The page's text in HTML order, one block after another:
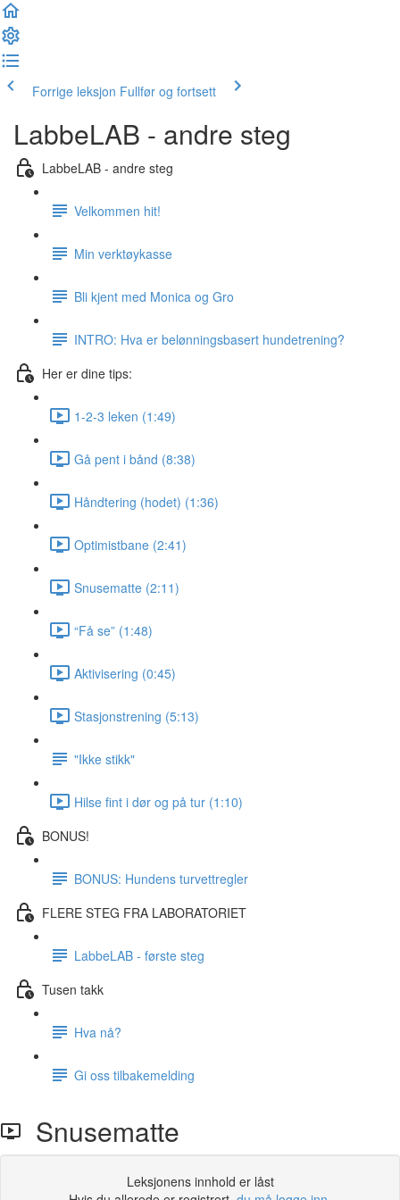
Forrige leksjon Fullfør og fortsett
LabbeLAB - andre steg
LabbeLAB - andre steg
Velkommen hit!
Min verktøykasse
Bli kjent med Monica og Gro
INTRO: Hva er belønningsbasert hundetrening?
Her er dine tips:
1-2-3 leken (1:49)
Gå pent i bånd (8:38)
Håndtering (hodet) (1:36)
Optimistbane (2:41)
Snusematte (2:11)
“Få se” (1:48)
Aktivisering (0:45)
Stasjonstrening (5:13)
"Ikke stikk"
Hilse fint i dør og på tur (1:10)
BONUS!
BONUS: Hundens turvettregler
FLERE STEG FRA LABORATORIET
LabbeLAB - første steg
Tusen takk
Hva nå?
Gi oss tilbakemelding
Snusematte
Leksjonens innhold er låst